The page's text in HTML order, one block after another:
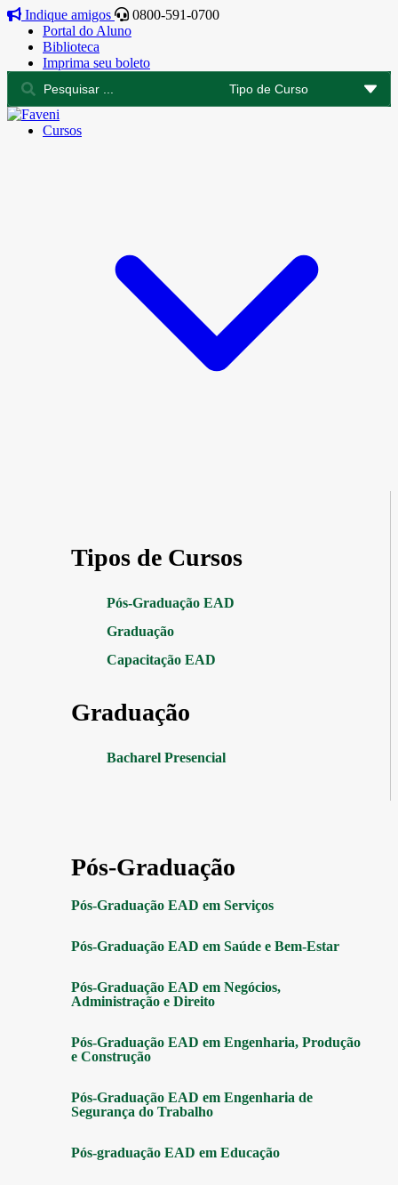
Indique amigos
0800-591-0700
Portal do Aluno
Biblioteca
Imprima seu boleto
Cursos
Tipos de Cursos
Pós-Graduação EAD
Graduação
Capacitação EAD
Graduação
Bacharel Presencial
Pós-Graduação
Pós-Graduação EAD em Serviços
Pós-Graduação EAD em Saúde e Bem-Estar
Pós-Graduação EAD em Negócios,
Administração e Direito
Pós-Graduação EAD em Engenharia, Produção
e Construção
Pós-Graduação EAD em Engenharia de
Segurança do Trabalho
Pós-graduação EAD em Educação